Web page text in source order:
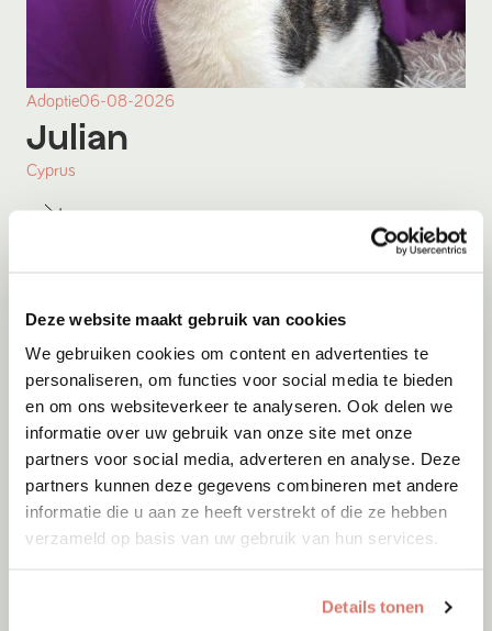
Deze website maakt gebruik van cookies
We gebruiken cookies om content en advertenties te
personaliseren, om functies voor social media te bieden
en om ons websiteverkeer te analyseren. Ook delen we
informatie over uw gebruik van onze site met onze
partners voor social media, adverteren en analyse. Deze
partners kunnen deze gegevens combineren met andere
informatie die u aan ze heeft verstrekt of die ze hebben
verzameld op basis van uw gebruik van hun services.
Details tonen
Adoptie06-08-2026
Julian
Cyprus